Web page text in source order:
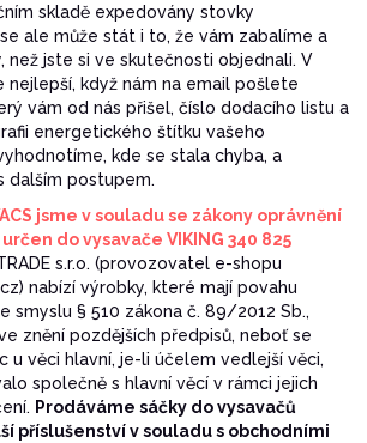
skladě expedovány stovky
ale může stát i to, že vám zabalíme a
než jste si ve skutečnosti objednali. V
nejlepší, když nám na email pošlete
vám od nás přišel, číslo dodacího listu a
energetického štítku vašeho
kde se stala chyba, a
dalším postupem.
jsme v souladu se zákony oprávnění
do vysavače VIKING 340 825
s.r.o. (provozovatel e-shopu
nabízí výrobky, které mají povahu
smyslu § 510 zákona č. 89/2012 Sb.,
znění pozdějších předpisů, neboť se
u věci hlavní, je-li účelem vedlejší věci,
společně s hlavní věcí v rámci jejich
Prodáváme sáčky do vysavačů
příslušenství v souladu s obchodními